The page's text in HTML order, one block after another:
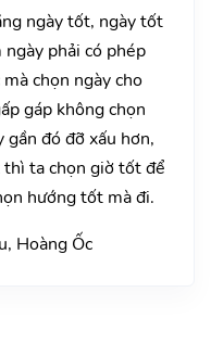
ngày tốt, ngày tốt
phải có phép
chọn ngày cho
gáp không chọn
đó đỡ xấu hơn,
ta chọn giờ tốt để
hướng tốt mà đi.
Hoàng Ốc